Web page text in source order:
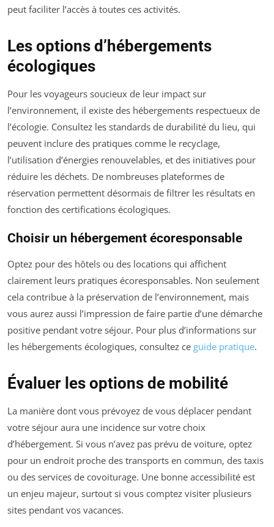
peut faciliter l’accès à toutes ces activités.
Les options d’hébergements
écologiques
Pour les voyageurs soucieux de leur impact sur
l’environnement, il existe des hébergements respectueux de
l’écologie. Consultez les standards de durabilité du lieu, qui
peuvent inclure des pratiques comme le recyclage,
l’utilisation d’énergies renouvelables, et des initiatives pour
réduire les déchets. De nombreuses plateformes de
réservation permettent désormais de filtrer les résultats en
fonction des certifications écologiques.
Choisir un hébergement écoresponsable
Optez pour des hôtels ou des locations qui affichent
clairement leurs pratiques écoresponsables. Non seulement
cela contribue à la préservation de l’environnement, mais
vous aurez aussi l’impression de faire partie d’une démarche
positive pendant votre séjour. Pour plus d’informations sur
les hébergements écologiques, consultez ce guide pratique.
Évaluer les options de mobilité
La manière dont vous prévoyez de vous déplacer pendant
votre séjour aura une incidence sur votre choix
d’hébergement. Si vous n’avez pas prévu de voiture, optez
pour un endroit proche des transports en commun, des taxis
ou des services de covoiturage. Une bonne accessibilité est
un enjeu majeur, surtout si vous comptez visiter plusieurs
sites pendant vos vacances.